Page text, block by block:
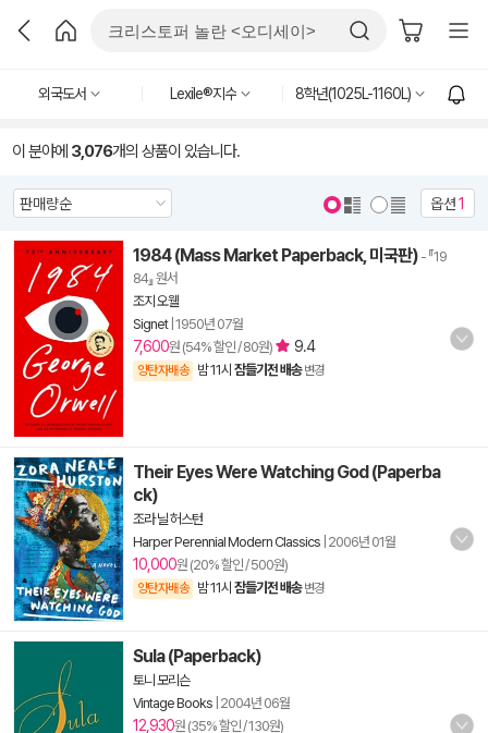
외국도서 Lexile®지수 8학년(1025L-1160L)
이 분야에 3,076개의 상품이 있습니다.
옵션1
1984 (Mass Market Paperback, 미국판) - 『19
84』 원서
조지 오웰
Signet| 1950년 07월
7,600원 (54% 할인 / 80원) 9.4
양탄자배송 밤 11시 잠들기전 배송 변경
Their Eyes Were Watching God (Paperba
ck)
조라 닐 허스턴
Harper Perennial Modern Classics 2006년 01월
10,000원 (20% 할인 / 500원)
양탄자배송 밤 11시 잠들기전 배송 변경
Sula (Paperback)
토니 모리슨
Vintage Books 2004년 06월
12,930원 (35% 할인 / 130원)